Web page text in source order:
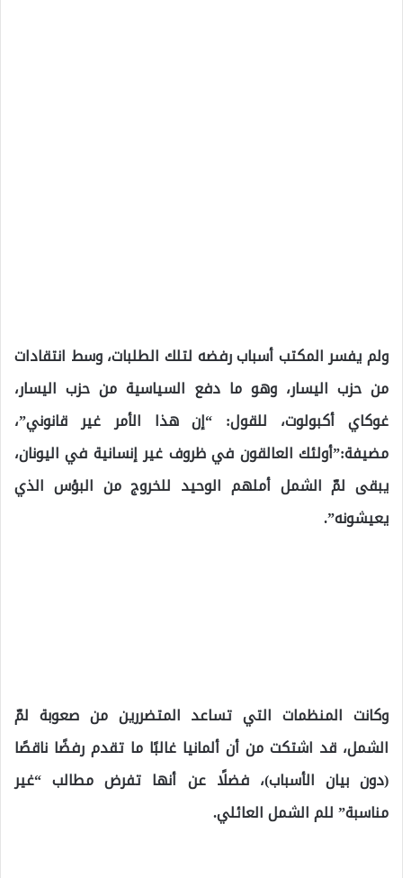
ولم يفسر المكتب أسباب رفضه لتلك الطلبات، وسط انتقادات
من حزب اليسار، وهو ما دفع السياسية من حزب اليسار،
غوكاي أكبولوت، للقول: “إن هذا الأمر غير قانوني”،
مضيفة:”أولئك العالقون في ظروف غير إنسانية في اليونان،
يبقى لمّ الشمل أملهم الوحيد للخروج من البؤس الذي
يعيشونه”.
وكانت المنظمات التي تساعد المتضررين من صعوبة لمّ
الشمل، قد اشتكت من أن ألمانيا غالبًا ما تقدم رفضًا ناقصًا
(دون بيان الأسباب)، فضلًا عن أنها تفرض مطالب “غير
مناسبة” للم الشمل العائلي.